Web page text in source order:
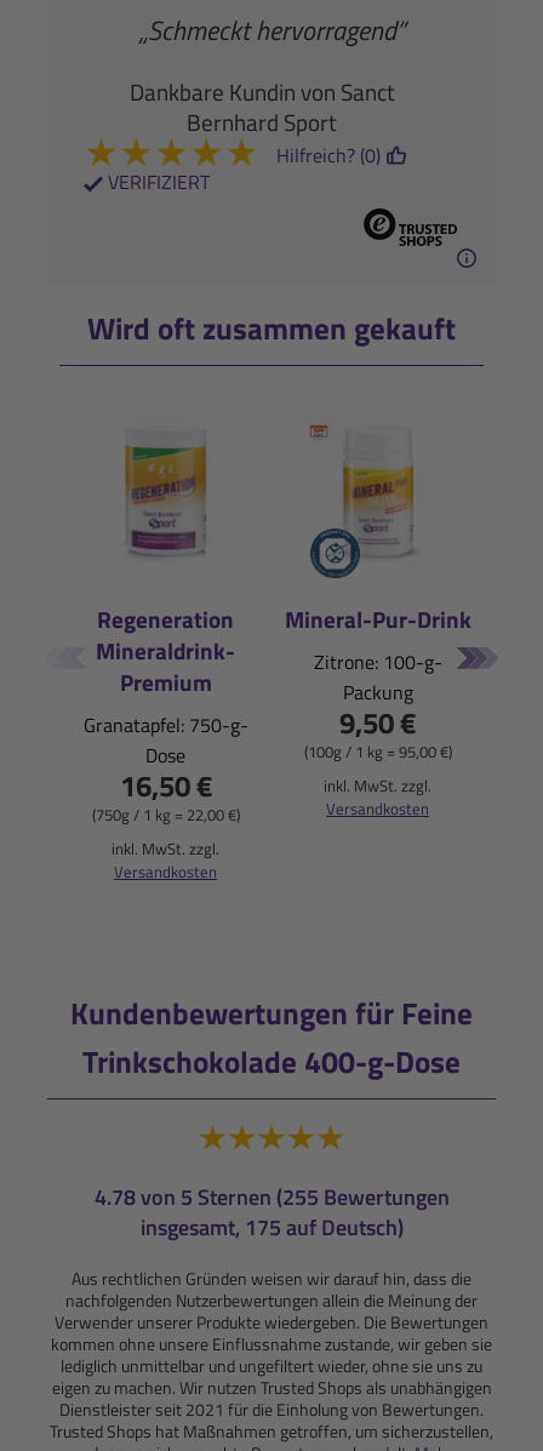
„Schmeckt hervorragend”
Dankbare Kundin von Sanct
Bernhard Sport
★★★★★
VERIFIZIERT
Hilfreich? (0)
Wird oft zusammen gekauft
Regeneration
Mineraldrink-
Premium
Granatapfel: 750-g-
Dose
16,50 €
(750g / 1 kg = 22,00 €)
inkl. MwSt. zzgl.
Versandkosten
Mineral-Pur-Drink
Zitrone: 100-g-
Packung
9,50 €
(100g / 1 kg = 95,00 €)
inkl. MwSt. zzgl.
Versandkosten
Kundenbewertungen für Feine
Trinkschokolade 400-g-Dose
4.78 von 5 Sternen (255 Bewertungen
insgesamt, 175 auf Deutsch)
Aus rechtlichen Gründen weisen wir darauf hin, dass die
nachfolgenden Nutzerbewertungen allein die Meinung der
Verwender unserer Produkte wiedergeben. Die Bewertungen
kommen ohne unsere Einflussnahme zustande, wir geben sie
lediglich unmittelbar und ungefiltert wieder, ohne sie uns zu
eigen zu machen. Wir nutzen Trusted Shops als unabhängigen
Dienstleister seit 2021 für die Einholung von Bewertungen.
Trusted Shops hat Maßnahmen getroffen, um sicherzustellen,